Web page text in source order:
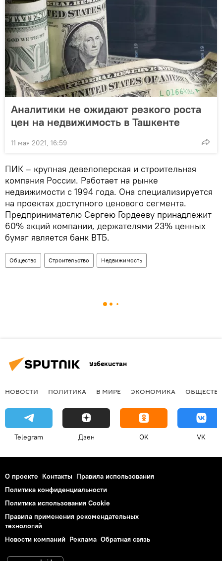
Аналитики не ожидают резкого роста
цен на недвижимость в Ташкенте
11 мая 2021, 16:59
ПИК – крупная девелоперская и строительная
компания России. Работает на рынке
недвижимости с 1994 года. Она специализируется
на проектах доступного ценового сегмента.
Предпринимателю Сергею Гордееву принадлежит
60% акций компании, держателями 23% ценных
бумаг является банк ВТБ.
Общество Строительство Недвижимость
Узбекистан
НОВОСТИ ПОЛИТИКА В МИРЕ ЭКОНОМИКА
Telegram Дзен OK VK
О проекте Контакты Правила использования
Политика конфиденциальности
Политика использования Cookie
Правила применения рекомендательных
технологий
Новости компаний Реклама Обратная связь